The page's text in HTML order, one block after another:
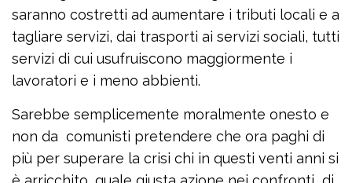
saranno costretti ad aumentare i tributi locali e a
tagliare servizi, dai trasporti ai servizi sociali, tutti
servizi di cui usufruiscono maggiormente i
lavoratori e i meno abbienti.
Sarebbe semplicemente moralmente onesto e
non da comunisti pretendere che ora paghi di
più per superare la crisi chi in questi venti anni si